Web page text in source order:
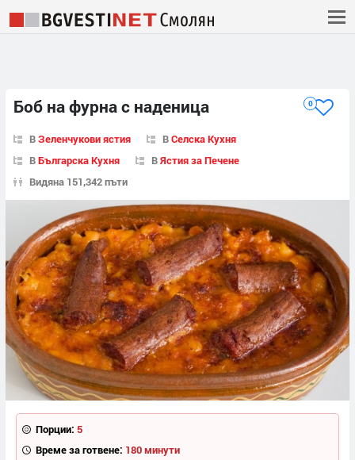
Боб на фурна с наденица 0
ВЗеленчукови ястия ВСелска Кухня
ВБългарска Кухня ВЯстия за Печене
Видяна 151,342 пъти
Порции: 5
Време за готвене: 180 минути